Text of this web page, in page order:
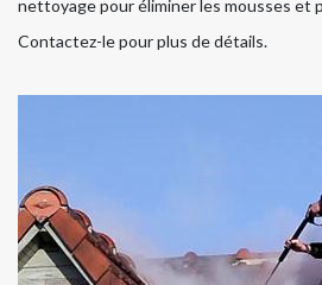
nettoyage pour éliminer les mousses et
Contactez-le pour plus de détails.